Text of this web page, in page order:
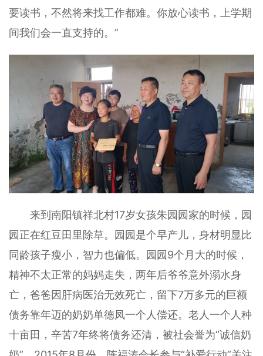
要读书，不然将来找工作都难。你放心读书，上学期
间我们会一直支持的。”
来到南阳镇祥北村17岁女孩朱园园家的时候，园
园正在红豆田里除草。园园是个早产儿，身材明显比
同龄孩子瘦小，智力也偏低。园园9个月大的时候，
精神不太正常的妈妈走失，两年后爷爷意外溺水身
亡，爸爸因肝病医治无效死亡，留下7万多元的巨额
债务靠年迈的奶奶单德凤一个人偿还。老人一个人种
十亩田，辛苦7年终将债务还清，被社会誉为“诚信奶